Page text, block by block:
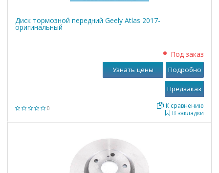
Диск тормозной передний Geely Atlas 2017-
оригинальный
0
Под заказ
В закладки
К сравнению
Узнать цены Подробно